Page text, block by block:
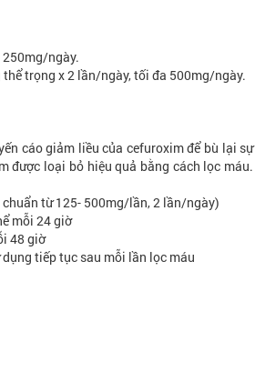
ngày.
trọng x 2 lần/ngày, tối đa 500mg/ngày.
cáo giảm liều của cefuroxim để bù lại sự
được loại bỏ hiệu quả bằng cách lọc máu.
từ 125- 500mg/lần, 2 lần/ngày)
mỗi 24 giờ
48 giờ
tiếp tục sau mỗi lần lọc máu